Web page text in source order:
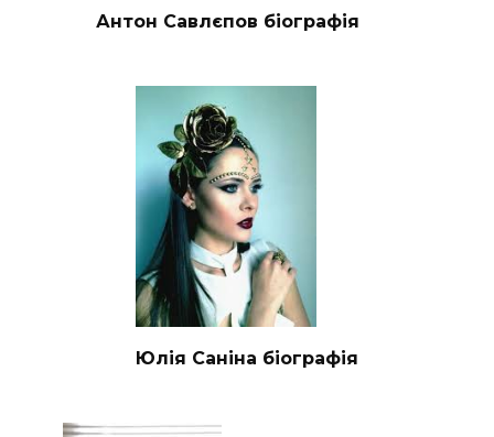
Антон Савлєпов біографія
Юлія Саніна біографія